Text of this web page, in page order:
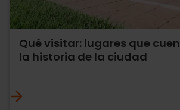
Qué visitar: lugares que
la historia de la ciudad